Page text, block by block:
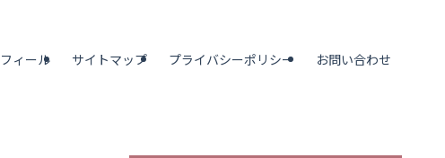
ィール サイトマップ プライバシーポリシー お問い合わせ